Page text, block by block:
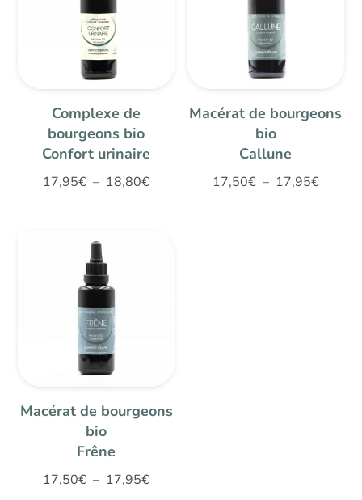
Complexe de
bourgeons bio
Confort urinaire
17,95€ – 18,80€Plage
Macérat de bourgeons
bio
Callune
17,50€ – 17,95€Plage
Macérat de bourgeons
bio
Frêne
17,50€ – 17,95€Plage